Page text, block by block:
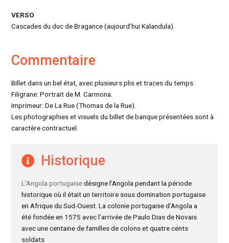
VERSO
Cascades du duc de Bragance (aujourd’hui Kalandula).
Commentaire
Billet dans un bel état, avec plusieurs plis et traces du temps.
Filigrane: Portrait de M. Carmona.
Imprimeur: De La Rue (Thomas de la Rue).
Les photographies et visuels du billet de banque présentées sont à
caractère contractuel.
Historique
L’Angola portugaisedésigne l’Angola pendant la période
historique où il était un territoire sous domination portugaise
en Afrique du Sud-Ouest. La colonie portugaise d’Angola a
été fondée en 1575 avec l’arrivée de Paulo Dias de Novais
avec une centaine de familles de colons et quatre cents
soldats